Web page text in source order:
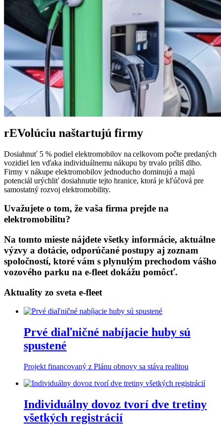
rEVolúciu naštartujú firmy
Dosiahnuť 5 % podiel elektromobilov na celkovom počte predaných
vozidiel len vďaka individuálnemu nákupu by trvalo príliš dlho.
Firmy v nákupe elektromobilov jednoducho dominujú a majú
potenciál urýchliť dosiahnutie tejto hranice, ktorá je kľúčová pre
samostatný rozvoj elektromobility.
Uvažujete o tom, že vaša firma prejde na
elektromobilitu?
Na tomto mieste nájdete všetky informácie, aktuálne
výzvy a dotácie, odporúčané postupy aj zoznam
spoločností, ktoré vám s plynulým prechodom vášho
vozového parku na e-fleet dokážu pomôcť.
Aktuality zo sveta e-fleet
Prvé diaľničné nabíjacie huby sú
spustené
Projekt financovaný z Plánu obnovy sa stáva realitou
Individuálny dovoz tvorí dve tretiny
všetkých registrácií